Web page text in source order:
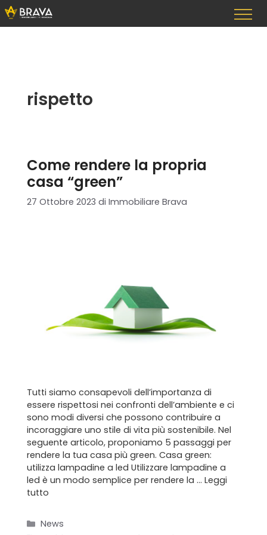
Vai
al
contenuto
rispetto
Come rendere la propria
casa “green”
27 Ottobre 2023 di Immobiliare Brava
Tutti siamo consapevoli dell’importanza di
essere rispettosi nei confronti dell’ambiente e ci
sono modi diversi che possono contribuire a
incoraggiare uno stile di vita più sostenibile. Nel
seguente articolo, proponiamo 5 passaggi per
rendere la tua casa più green. Casa green:
utilizza lampadine a led Utilizzare lampadine a
led è un modo semplice per rendere la … Leggi
tutto
Categorie
News